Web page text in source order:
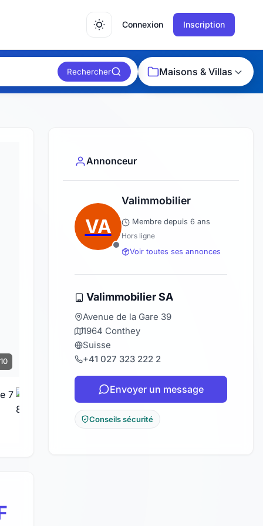
Connexion Inscription
Rechercher Maisons & Villas
Annonceur
VA
Valimmobilier
Membre depuis 6 ans
Hors ligne
Voir toutes ses annonces
Valimmobilier SA
Avenue de la Gare 39
1964 Conthey
Suisse
+41 027 323 222 2
Envoyer un message
Conseils sécurité